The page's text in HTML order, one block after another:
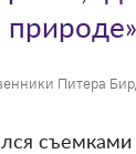
Питера
природе»
съемками